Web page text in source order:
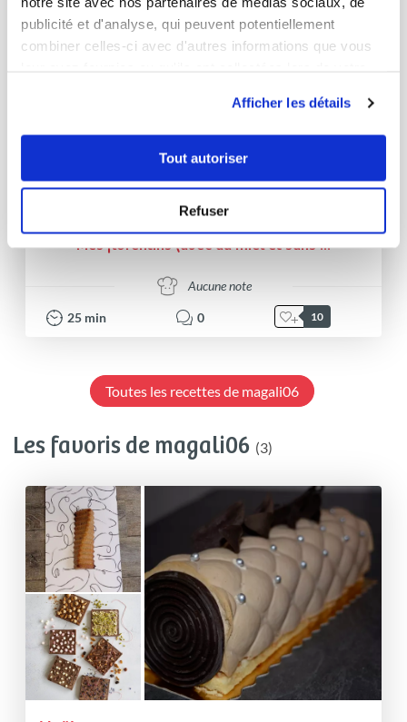
publicité et d'analyse, qui peuvent potentiellement
combiner celles-ci avec d'autres informations que vous
Afficher les détails
Tout autoriser
Refuser
Magali Massa
Conseillère Guy Demarle
Mes florentins (avec du miel et sans ...
Aucune note
25 min 0 10
Toutes les recettes de magali06
Les favoris de magali06 (3)